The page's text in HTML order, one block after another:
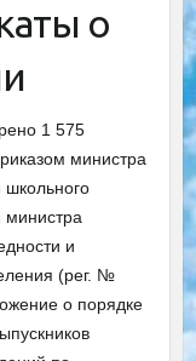
о
1 575
министра
школьного
министра
и
(рег. №
о порядке